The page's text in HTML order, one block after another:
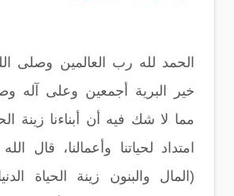
الحمد لله رب العالمين وصلى
خير البرية أجمعين وعلى آله
مما لا شك فيه أن أبناءنا زينة
امتداد لحياتنا وأعمالنا، قال
(المال والبنون زينة الحياة